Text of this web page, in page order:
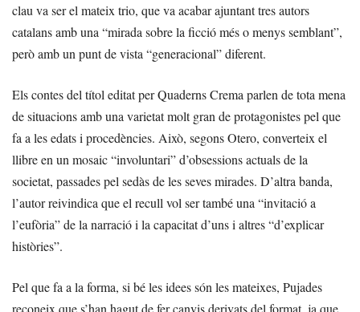
clau va ser el mateix trio, que va acabar ajuntant tres autors
catalans amb una “mirada sobre la ficció més o menys semblant”,
però amb un punt de vista “generacional” diferent.
Els contes del títol editat per Quaderns Crema parlen de tota mena
de situacions amb una varietat molt gran de protagonistes pel que
fa a les edats i procedències. Això, segons Otero, converteix el
llibre en un mosaic “involuntari” d’obsessions actuals de la
societat, passades pel sedàs de les seves mirades. D’altra banda,
l’autor reivindica que el recull vol ser també una “invitació a
l’eufòria” de la narració i la capacitat d’uns i altres “d’explicar
històries”.
Pel que fa a la forma, si bé les idees són les mateixes, Pujades
reconeix que s’han hagut de fer canvis derivats del format, ja que